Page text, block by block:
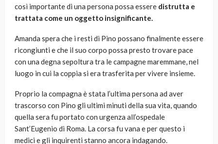
così importante di una persona possa essere distrutta e
trattata come un oggetto insignificante.
Amanda spera che i resti di Pino possano finalmente essere
ricongiunti e che il suo corpo possa presto trovare pace
con una degna sepoltura tra le campagne maremmane, nel
luogo in cui la coppia si era trasferita per vivere insieme.
Proprio la compagna è stata l’ultima persona ad aver
trascorso con Pino gli ultimi minuti della sua vita, quando
quella sera fu portato con urgenza all’ospedale
Sant’Eugenio di Roma. La corsa fu vana e per questo i
medici e gli inquirenti stanno ancora indagando.